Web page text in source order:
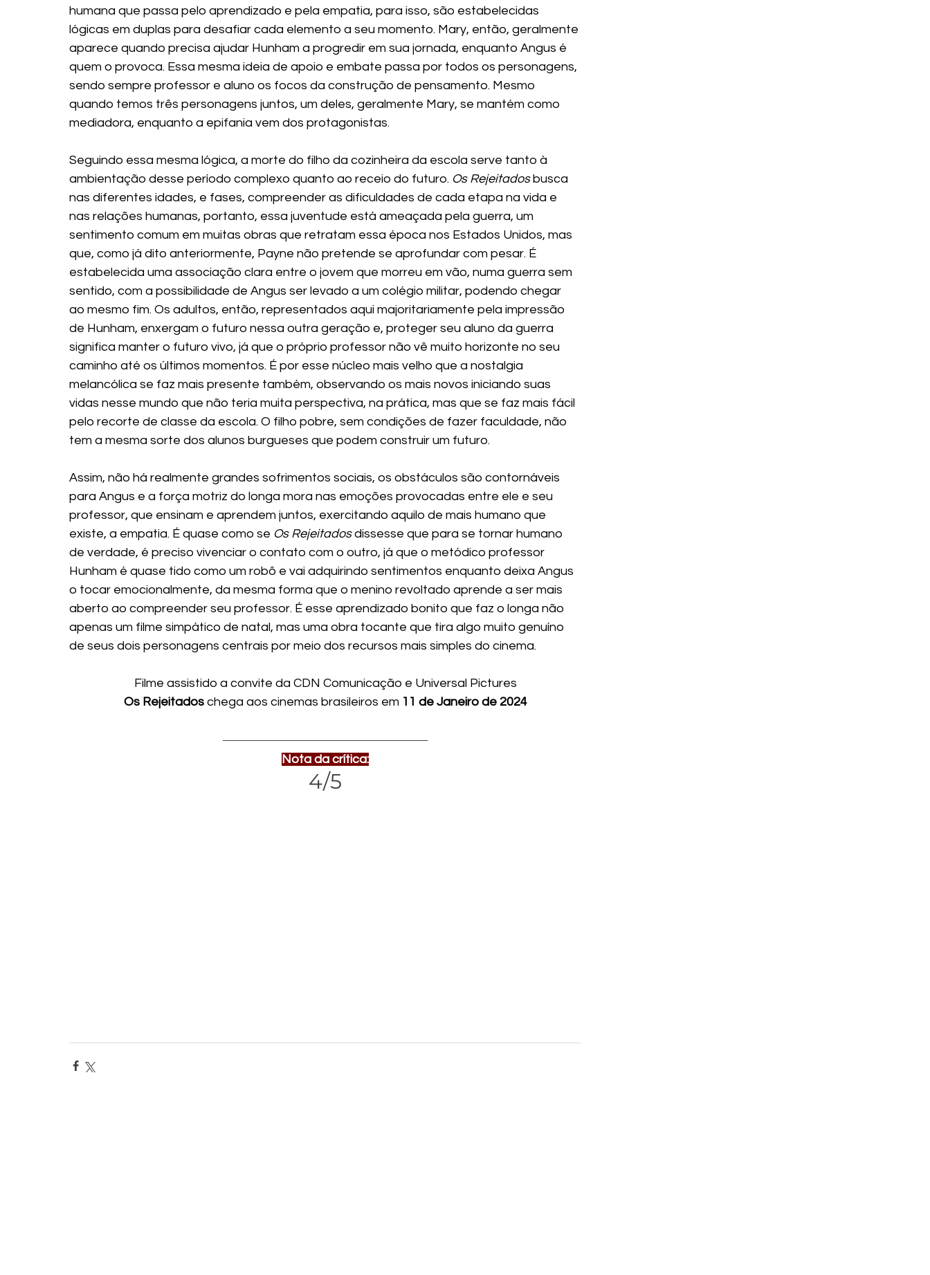
humana que passa pelo aprendizado e pela empatia, para isso, são estabelecidas
lógicas em duplas para desafiar cada elemento a seu momento. Mary, então, geralmente
aparece quando precisa ajudar Hunham a progredir em sua jornada, enquanto Angus é
quem o provoca. Essa mesma ideia de apoio e embate passa por todos os personagens,
sendo sempre professor e aluno os focos da construção de pensamento. Mesmo
quando temos três personagens juntos, um deles, geralmente Mary, se mantém como
mediadora, enquanto a epifania vem dos protagonistas.
Seguindo essa mesma lógica, a morte do filho da cozinheira da escola serve tanto à
ambientação desse período complexo quanto ao receio do futuro. Os Rejeitados busca
nas diferentes idades, e fases, compreender as dificuldades de cada etapa na vida e
nas relações humanas, portanto, essa juventude está ameaçada pela guerra, um
sentimento comum em muitas obras que retratam essa época nos Estados Unidos, mas
que, como já dito anteriormente, Payne não pretende se aprofundar com pesar. É
estabelecida uma associação clara entre o jovem que morreu em vão, numa guerra sem
sentido, com a possibilidade de Angus ser levado a um colégio militar, podendo chegar
ao mesmo fim. Os adultos, então, representados aqui majoritariamente pela impressão
de Hunham, enxergam o futuro nessa outra geração e, proteger seu aluno da guerra
significa manter o futuro vivo, já que o próprio professor não vê muito horizonte no seu
caminho até os últimos momentos. É por esse núcleo mais velho que a nostalgia
melancólica se faz mais presente também, observando os mais novos iniciando suas
vidas nesse mundo que não teria muita perspectiva, na prática, mas que se faz mais fácil
pelo recorte de classe da escola. O filho pobre, sem condições de fazer faculdade, não
tem a mesma sorte dos alunos burgueses que podem construir um futuro.
Assim, não há realmente grandes sofrimentos sociais, os obstáculos são contornáveis
para Angus e a força motriz do longa mora nas emoções provocadas entre ele e seu
professor, que ensinam e aprendem juntos, exercitando aquilo de mais humano que
existe, a empatia. É quase como se Os Rejeitados dissesse que para se tornar humano
de verdade, é preciso vivenciar o contato com o outro, já que o metódico professor
Hunham é quase tido como um robô e vai adquirindo sentimentos enquanto deixa Angus
o tocar emocionalmente, da mesma forma que o menino revoltado aprende a ser mais
aberto ao compreender seu professor. É esse aprendizado bonito que faz o longa não
apenas um filme simpático de natal, mas uma obra tocante que tira algo muito genuíno
de seus dois personagens centrais por meio dos recursos mais simples do cinema.
Filme assistido a convite da CDN Comunicação e Universal Pictures
Os Rejeitados chega aos cinemas brasileiros em 11 de Janeiro de 2024
Nota da crítica:
4/5